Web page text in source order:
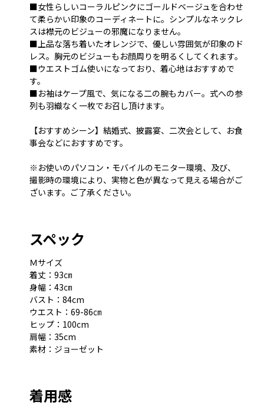
■女性らしいコーラルピンクにゴールドベージュを合わせ
て柔らかい印象のコーディネートに。シンプルなネックレ
スは襟元のビジューの邪魔になりません。
■上品な落ち着いたオレンジで、優しい雰囲気が印象のド
レス。胸元のビジューもお顔周りを明るくしてくれます。
■ウエストゴム使いになっており、着心地はおすすめで
す。
■お袖はケープ風で、気になる二の腕もカバー。式への参
列も羽織なく一枚でお召し頂けます。
【おすすめシーン】結婚式、披露宴、二次会として、お食
事会などにおすすめです。
※お使いのパソコン・モバイルのモニター環境、及び、
撮影時の環境により、実物と色が異なって見える場合がご
ざいます。ご了承ください。
スペック
Ｍサイズ
着丈：93㎝
身幅：43㎝
バスト：84cm
ウエスト：69-86㎝
ヒップ：100cm
肩幅：35cm
素材：ジョーゼット
着用感